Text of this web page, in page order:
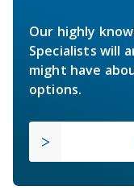
Our highly
Specialists will
might have
options.